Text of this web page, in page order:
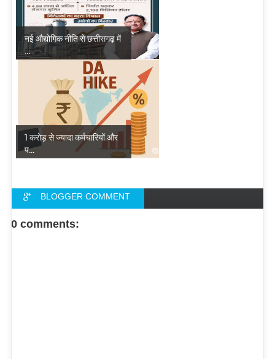
नई औद्योगिक नीति से छत्तीसगढ़ में
...
1 करोड़ से ज्यादा कर्मचारियों और
प...
BLOGGER COMMENT
FACEBOOK COMMENT
0 comments: